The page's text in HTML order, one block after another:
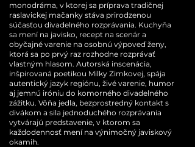
monodráma, v ktorej sa príprava tradičnej
raslavickej mačanky stáva prirodzenou
súčasťou divadelného rozprávania. Kuchyňa
sa mení na javisko, recept na scenár a
obyčajné varenie na osobnú výpoveď ženy,
ktorá sa po prvý raz rozhodne rozprávať
vlastným hlasom. Autorská inscenácia,
inšpirovaná poetikou Milky Zimkovej, spája
autentický jazyk regiónu, živé varenie, humor
aj jemnú iróniu do komorného divadelného
zážitku. Vôňa jedla, bezprostredný kontakt s
divákom a sila jednoduchého rozprávania
vytvárajú predstavenie, v ktorom sa
každodennosť mení na výnimočný javiskový
okamih.